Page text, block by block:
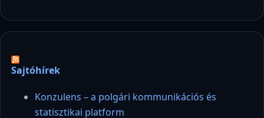
Sajtóhírek
Konzulens – a polgári kommunikációs és
statisztikai platform